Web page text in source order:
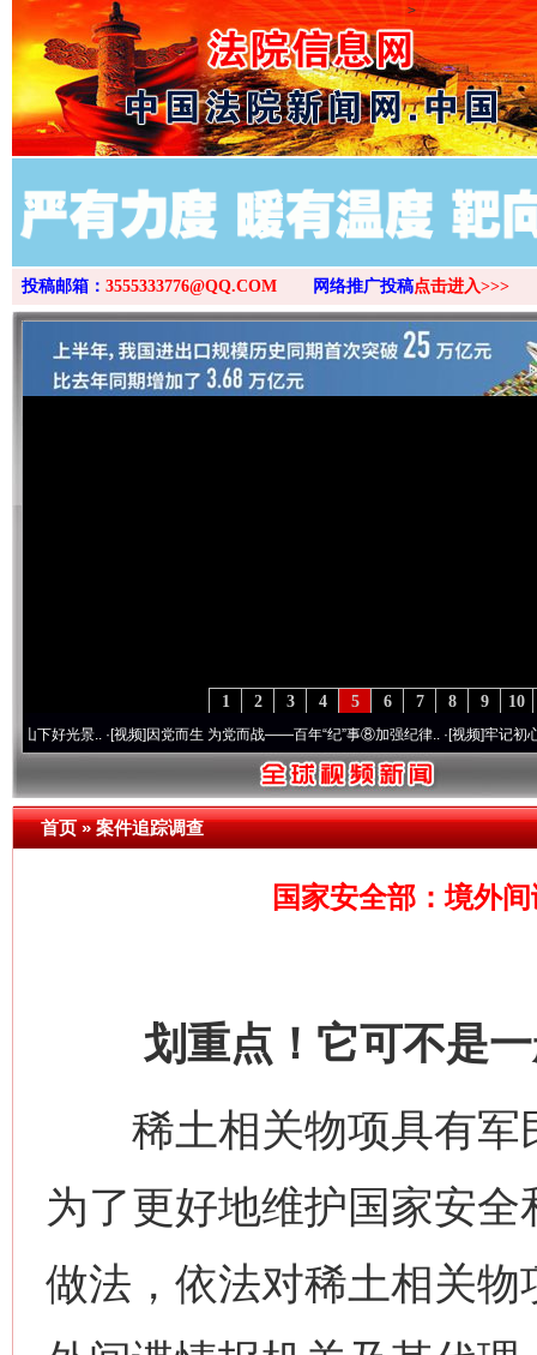
>
投稿邮箱： 3555333776@QQ.COM 网络推广投稿点击进入>>>
10
9
8
7
6
5
4
3
2
1
景..·[视频]因党而生 为党而战——百年“纪”事⑧加强纪律..·[视频]牢记初心使命 奋
首页»案件追踪调查
国家安全部：境外
划重点！它可不是一
稀土相关物项具有军
为了更好地维护国家安
做法，依法对稀土相关